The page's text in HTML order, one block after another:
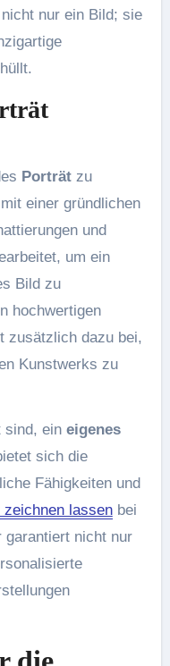
nur ein Bild; sie
Porträtzu
einer gründlichen
und
um ein
Bild zu
hochwertigen
zusätzlich dazu bei,
Kunstwerks zu
sind, ein eigenes
sich die
Fähigkeiten und
zeichnen lassenbei
garantiert nicht nur